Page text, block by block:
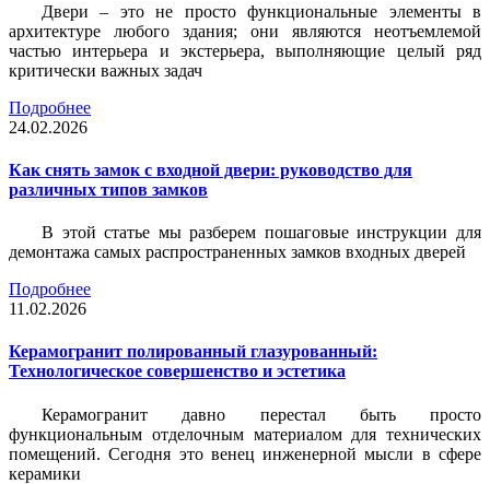
Двери – это не просто функциональные элементы в
архитектуре любого здания; они являются неотъемлемой
частью интерьера и экстерьера, выполняющие целый ряд
критически важных задач
Подробнее
24.02.2026
Как снять замок с входной двери: руководство для
различных типов замков
В этой статье мы разберем пошаговые инструкции для
демонтажа самых распространенных замков входных дверей
Подробнее
11.02.2026
Керамогранит полированный глазурованный:
Технологическое совершенство и эстетика
Керамогранит давно перестал быть просто
функциональным отделочным материалом для технических
помещений. Сегодня это венец инженерной мысли в сфере
керамики